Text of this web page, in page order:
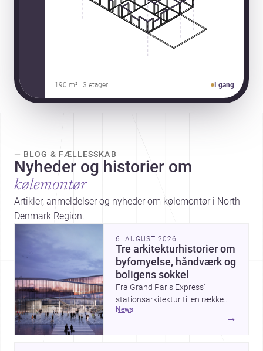
190 m² · 3 etager I gang
— BLOG & FÆLLESSKAB
Nyheder og historier om
kølemontør
Artikler, anmeldelser og nyheder om kølemontør i North
Denmark Region.
6. AUGUST 2026
Tre arkitekturhistorier om
byfornyelse, håndværk og
boligens sokkel
Fra Grand Paris Express’
stationsarkitektur til en række
projekter, der undersøger
news
→